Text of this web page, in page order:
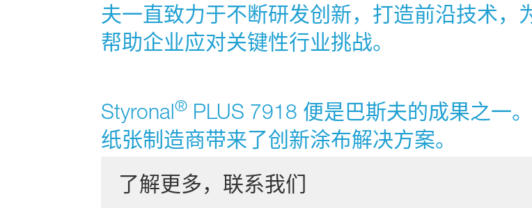
夫一直致力于不断研发创新，打造前沿技术，
帮助企业应对关键性行业挑战。
Styronal®PLUS 7918 便是巴斯夫的成果之一
纸张制造商带来了创新涂布解决方案。
了解更多，联系我们